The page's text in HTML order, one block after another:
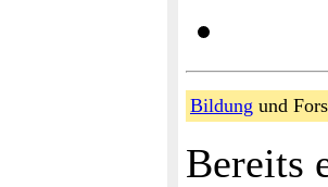
Bildung und
Bereits